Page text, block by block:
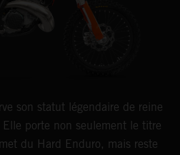
son statut légendaire de reine
Elle porte non seulement le titre
du Hard Enduro, mais reste